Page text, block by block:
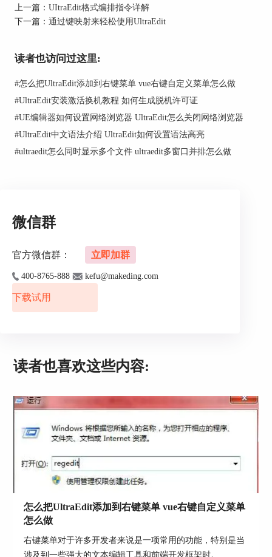
2、多窗口布局
的“布局”，然后点击“布局选项”我们就可以选择多
窗口布局。
图片4：多窗口模式
上一篇： UItraEdit格式编排指令详解
下一篇： 通过键映射来轻松使用UltraEdit
读者也访问过这里:
#怎么把UltraEdit添加到右键菜单 vue右键自定义菜单怎么做
#UltraEdit安装激活换机教程 如何生成脱机许可证
#UE编辑器如何设置网络浏览器 UltraEdit怎么关闭网络浏览器
#UltraEdit中文语法介绍 UltraEdit如何设置语法高亮
#ultraedit怎么同时显示多个文件 ultraedit多窗口并排怎么做
微信群
官方微信群： 立即加群
400-8765-888 kefu@makeding.com
下载试用
读者也喜欢这些内容:
怎么把UltraEdit添加到右键菜单 vue右键自定义菜单
怎么做
右键菜单对于许多开发者来说是一项常用的功能，特别是当
涉及到一些强大的文本编辑工具和前端开发框架时。